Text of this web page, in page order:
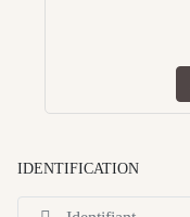
IDENTIFICATION